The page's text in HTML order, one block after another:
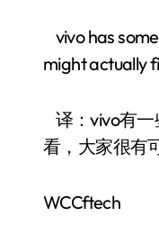
vivo has
might actually
译：vivo有
看，大家很有
WCCftech